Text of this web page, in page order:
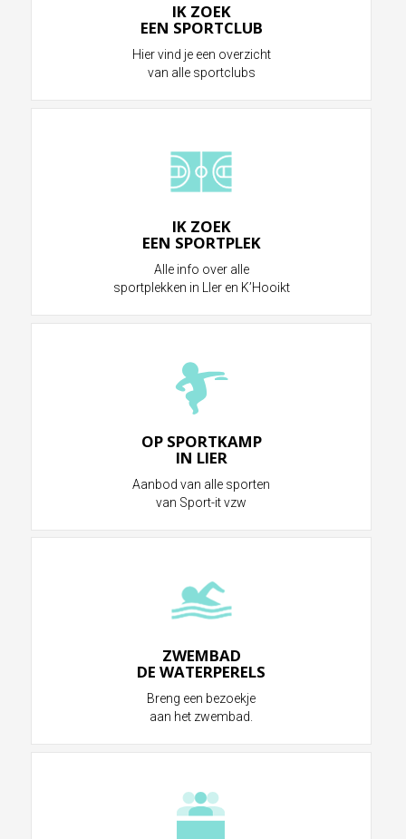
IK ZOEK
EEN SPORTCLUB
Hier vind je een overzicht
van alle sportclubs
IK ZOEK
EEN SPORTPLEK
Alle info over alle
sportplekken in LIer en K’Hooikt
OP SPORTKAMP
IN LIER
Aanbod van alle sporten
van Sport-it vzw
ZWEMBAD
DE WATERPERELS
Breng een bezoekje
aan het zwembad.